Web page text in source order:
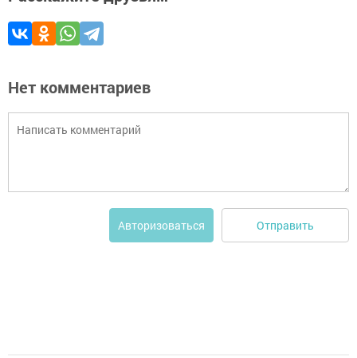
Нет комментариев
Авторизоваться Отправить